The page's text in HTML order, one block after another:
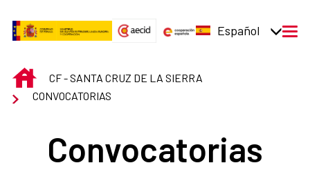
Español
INICIOCF - SANTA CRUZ DE LA SIERRA
CONVOCATORIAS
Convocatorias